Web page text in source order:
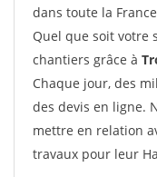
dans toute la
Quel que soit votre
chantiers grâce à
Chaque jour, des
des devis en ligne.
mettre en relation
travaux pour leur